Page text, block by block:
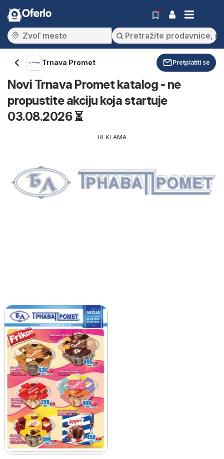
Oferlo
Trnava Promet Pretplatiti se
Novi Trnava Promet katalog - ne
propustite akciju koja startuje
03.08.2026 ⏳
REKLAMA